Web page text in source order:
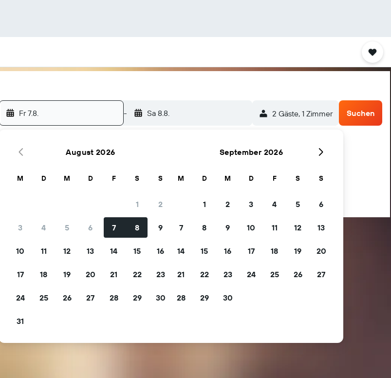
Fr 7.8. - Sa 8.8. 2 Gäste, 1 Zimmer Suchen
August 2026
M D M D F S S
1 2
3 4 5 6 7 8 9
10 11 12 13 14 15 16
17 18 19 20 21 22 23
24 25 26 27 28 29 30
31
September 2026
M D M D F S S
1 2 3 4 5 6
7 8 9 10 11 12 13
14 15 16 17 18 19 20
21 22 23 24 25 26 27
28 29 30